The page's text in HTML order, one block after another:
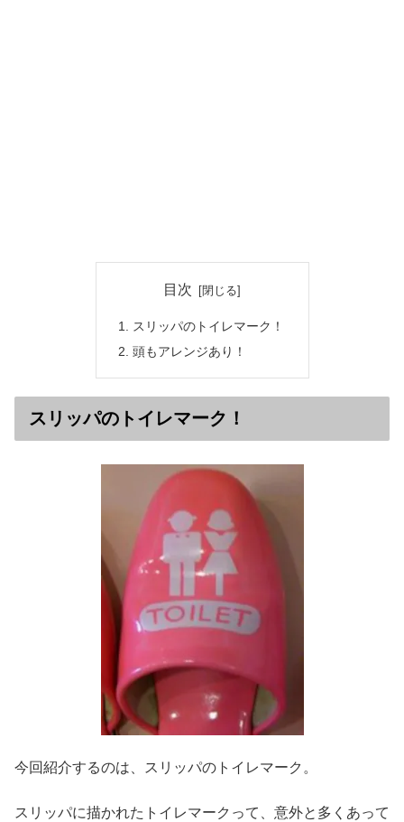
目次
スリッパのトイレマーク！
頭もアレンジあり！
スリッパのトイレマーク！
今回紹介するのは、スリッパのトイレマーク。
スリッパに描かれたトイレマークって、意外と多くあって